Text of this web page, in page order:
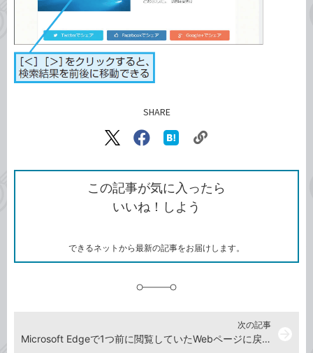
SHARE
X（旧
で
シ
ェ
ア
Facebook
シ
ェ
ア
な
ブ
ッ
ク
ク
ク
を
コ
この記事が気に入ったら
いいね！しよう
できるネットから最新の記事をお届けします。
次の記事
Microsoft Edgeで1つ前に閲覧していたWebページに戻る方法